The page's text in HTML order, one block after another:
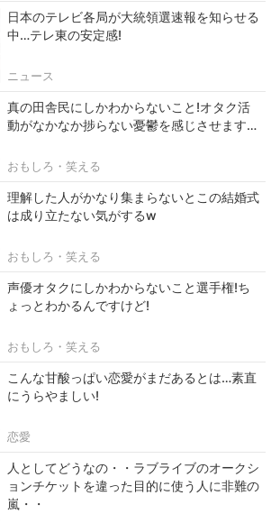
日本のテレビ各局が大統領選速報を知らせる
中…テレ東の安定感!
ニュース
真の田舎民にしかわからないこと!オタク活
動がなかなか捗らない憂鬱を感じさせます…
おもしろ・笑える
理解した人がかなり集まらないとこの結婚式
は成り立たない気がするw
おもしろ・笑える
声優オタクにしかわからないこと選手権!ち
ょっとわかるんですけど!
おもしろ・笑える
こんな甘酸っぱい恋愛がまだあるとは…素直
にうらやましい!
恋愛
人としてどうなの・・ラブライブのオークシ
ョンチケットを違った目的に使う人に非難の
嵐・・